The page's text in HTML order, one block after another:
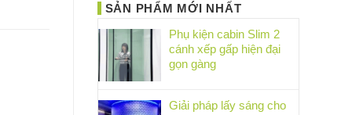
SẢN PHẨM MỚI NHẤT
Phụ kiện cabin Slim 2
cánh xếp gấp hiện đại
gọn gàng
Giải pháp lấy sáng cho